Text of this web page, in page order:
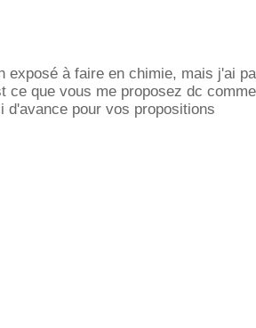
exposé à faire en chimie, mais j'ai
ce que vous me proposez dc
d'avance pour vos propositions